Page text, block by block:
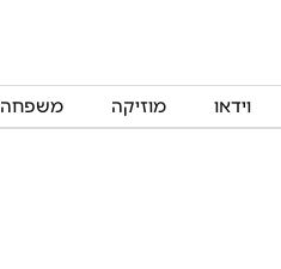
וידאו מוזיקה משפחה